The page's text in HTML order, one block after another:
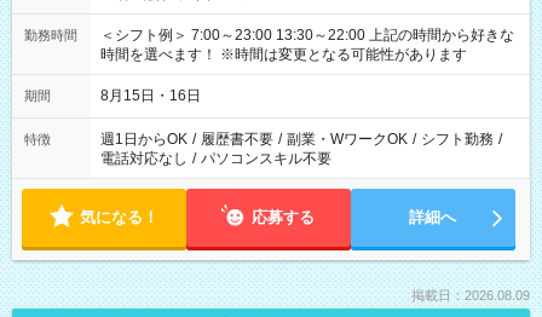
勤務時間
＜シフト例＞ 7:00～23:00 13:30～22:00 上記の時間から好きな
時間を選べます！ ※時間は変更となる可能性があります
期間 8月15日・16日
特徴 週1日からOK / 履歴書不要 / 副業・WワークOK / シフト勤務 /
電話対応なし / パソコンスキル不要
気になる！ 応募する 詳細へ
掲載日：2026.08.09